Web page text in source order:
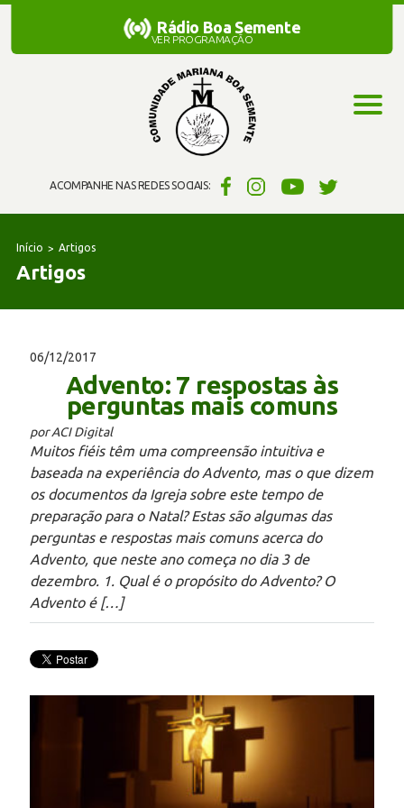
ACOMPANHE NAS REDES SOCIAIS:
Rádio Boa Semente
Rádio Boa Semente
VER PROGRAMAÇÃO
Início Artigos
Artigos
06/12/2017
Advento: 7 respostas às
perguntas mais comuns
por ACI Digital
Muitos fiéis têm uma compreensão intuitiva e
baseada na experiência do Advento, mas o que dizem
os documentos da Igreja sobre este tempo de
preparação para o Natal? Estas são algumas das
perguntas e respostas mais comuns acerca do
Advento, que neste ano começa no dia 3 de
dezembro. 1. Qual é o propósito do Advento? O
Advento é […]